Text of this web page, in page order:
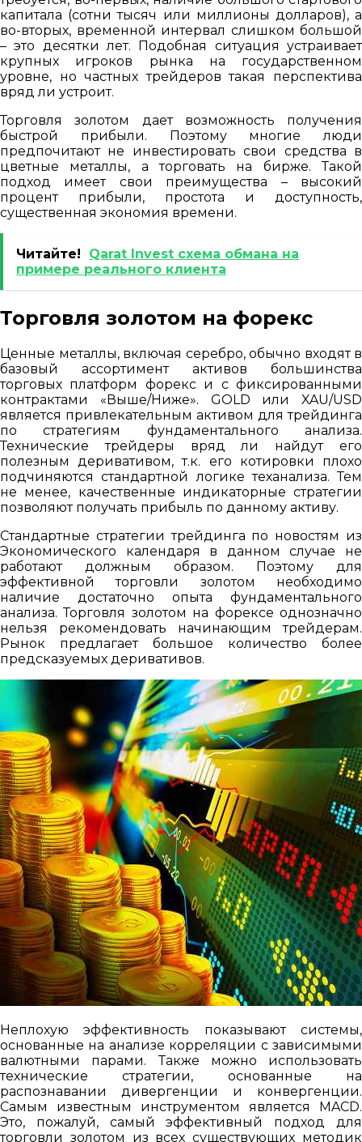
капитала (сотни тысяч или миллионы долларов), а
во-вторых, временной интервал слишком большой
– это десятки лет. Подобная ситуация устраивает
крупных игроков рынка на государственном
уровне, но частных трейдеров такая перспектива
вряд ли устроит.
Торговля золотом дает возможность получения
быстрой прибыли. Поэтому многие люди
предпочитают не инвестировать свои средства в
цветные металлы, а торговать на бирже. Такой
подход имеет свои преимущества – высокий
процент прибыли, простота и доступность,
существенная экономия времени.
Читайте!
Qarat Invest схема обмана на
примере реального клиента
Торговля золотом на форекс
Ценные металлы, включая серебро, обычно входят в
базовый ассортимент активов большинства
торговых платформ форекс и с фиксированными
контрактами «Выше/Ниже». GOLD или XAU/USD
является привлекательным активом для трейдинга
по стратегиям фундаментального анализа.
Технические трейдеры вряд ли найдут его
полезным деривативом, т.к. его котировки плохо
подчиняются стандартной логике теханализа. Тем
не менее, качественные индикаторные стратегии
позволяют получать прибыль по данному активу.
Стандартные стратегии трейдинга по новостям из
Экономического календаря в данном случае не
работают должным образом. Поэтому для
эффективной торговли золотом необходимо
наличие достаточно опыта фундаментального
анализа. Торговля золотом на форексе однозначно
нельзя рекомендовать начинающим трейдерам.
Рынок предлагает большое количество более
предсказуемых деривативов.
Неплохую эффективность показывают системы,
основанные на анализе корреляции с зависимыми
валютными парами. Также можно использовать
технические стратегии, основанные на
распознавании дивергенции и конвергенции.
Самым известным инструментом является MACD.
Это, пожалуй, самый эффективный подход для
торговли золотом из всех существующих методик